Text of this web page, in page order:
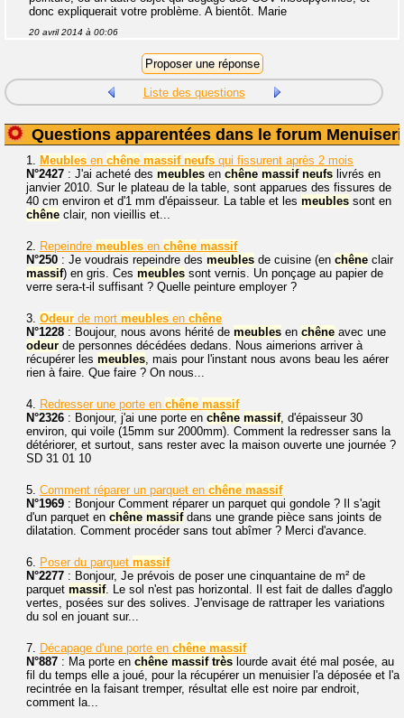
donc expliquerait votre problème. A bientôt. Marie
20 avril 2014 à 00:06
Liste des questions
Questions apparentées dans le forum
1. Meubles en chêne massif neufs qui fissurent après 2 mois
N°2427 : J'ai acheté des meubles en chêne massif neufs livrés en
janvier 2010. Sur le plateau de la table, sont apparues des fissures de
40 cm environ et d'1 mm d'épaisseur. La table et les meubles sont en
chêne clair, non vieillis et...
2. Repeindre meubles en chêne massif
N°250 : Je voudrais repeindre des meubles de cuisine (en chêne clair
massif) en gris. Ces meubles sont vernis. Un ponçage au papier de
verre sera-t-il suffisant ? Quelle peinture employer ?
3. Odeur de mort meubles en chêne
N°1228 : Boujour, nous avons hérité de meubles en chêne avec une
odeur de personnes décédées dedans. Nous aimerions arriver à
récupérer les meubles, mais pour l'instant nous avons beau les aérer
rien à faire. Que faire ? On nous...
4. Redresser une porte en chêne massif
N°2326 : Bonjour, j'ai une porte en chêne massif, d'épaisseur 30
environ, qui voile (15mm sur 2000mm). Comment la redresser sans la
détériorer, et surtout, sans rester avec la maison ouverte une journée ?
SD 31 01 10
5. Comment réparer un parquet en chêne massif
N°1969 : Bonjour Comment réparer un parquet qui gondole ? Il s'agit
d'un parquet en chêne massifdans une grande pièce sans joints de
dilatation. Comment procéder sans tout abîmer ? Merci d'avance.
6. Poser du parquet massif
N°2277 : Bonjour, Je prévois de poser une cinquantaine de m² de
parquet massif. Le sol n'est pas horizontal. Il est fait de dalles d'agglo
vertes, posées sur des solives. J'envisage de rattraper les variations
du sol en jouant sur...
7. Décapage d'une porte en chêne massif
N°887 : Ma porte en chêne massif très lourde avait été mal posée, au
fil du temps elle a joué, pour la récupérer un menuisier l'a déposée et l'a
recintrée en la faisant tremper, résultat elle est noire par endroit,
comment la...